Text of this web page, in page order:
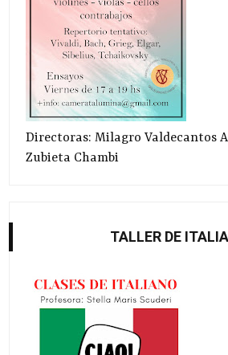
Directoras: Milagro Valdecantos
Zubieta Chambi
TALLER DE